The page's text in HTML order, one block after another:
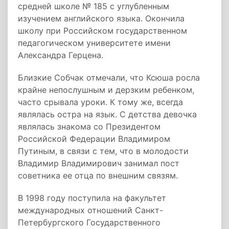
средней школе № 185 с углубленным
изучением английского языка. Окончила
школу при Российском государственном
педагогическом университете имени
Александра Герцена.
Близкие Собчак отмечали, что Ксюша росла
крайне непослушным и дерзким ребенком,
часто срывала уроки. К тому же, всегда
являлась остра на язык. С детства девочка
являлась знакома со Президентом
Российской Федерации Владимиром
Путиным, в связи с тем, что в молодости
Владимир Владимирович занимал пост
советника ее отца по внешним связям.
В 1998 году поступила на факультет
международных отношений Санкт-
Петербургского Государственного